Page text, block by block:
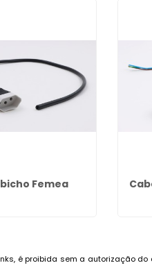
Femea
é proibida sem a autorização do